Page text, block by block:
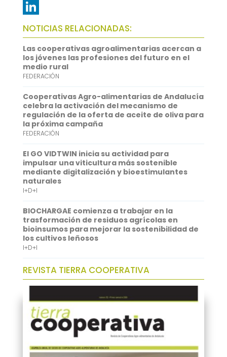
e
b
o
o
k
t
t
e
r
m
a
i
l
W
h
a
t
s
A
p
p
L
i
n
k
e
d
I
n
NOTICIAS RELACIONADAS:
Las cooperativas agroalimentarias acercan a
los jóvenes las profesiones del futuro en el
medio rural
FEDERACIÓN
Cooperativas Agro-alimentarias de Andalucía
celebra la activación del mecanismo de
regulación de la oferta de aceite de oliva para
la próxima campaña
FEDERACIÓN
El GO VIDTWIN inicia su actividad para
impulsar una viticultura más sostenible
mediante digitalización y bioestimulantes
naturales
I+D+I
BIOCHARGAE comienza a trabajar en la
trasformación de residuos agrícolas en
bioinsumos para mejorar la sostenibilidad de
los cultivos leñosos
I+D+I
REVISTA TIERRA COOPERATIVA